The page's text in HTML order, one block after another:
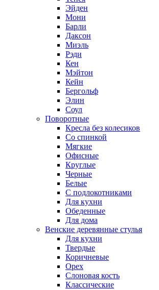
Эйден
Мони
Барли
Даксон
Миэль
Рэди
Кен
Мэйтон
Кейн
Бергольф
Элин
Соул
Поворотные
Кресла без колесиков
Со спинкой
Мягкие
Офисные
Круглые
Черные
Белые
С подлокотниками
Для кухни
Обеденные
Для дома
Венские деревянные стулья
Для кухни
Твердые
Коричневые
Орех
Слоновая кость
Классические